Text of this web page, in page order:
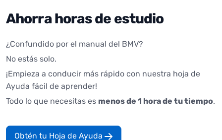
Ahorra horas de estudio
¿Confundido por el manual del BMV?
No estás solo.
¡Empieza a conducir más rápido con nuestra hoja de
Ayuda fácil de aprender!
Todo lo que necesitas es menos de 1 hora de tu tiempo.
Obtén tu Hoja de Ayuda